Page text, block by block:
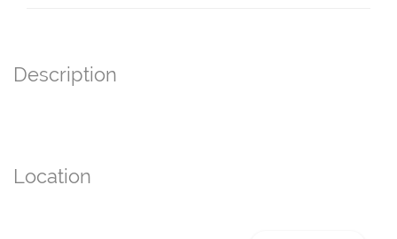
Description
Location